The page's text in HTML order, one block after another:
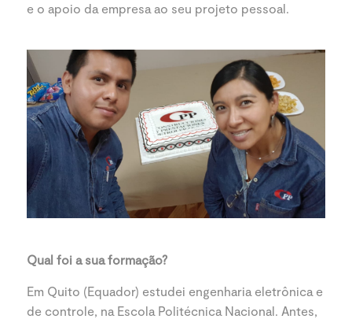
e o apoio da empresa ao seu projeto pessoal.
Qual foi a sua formação?
Em Quito (Equador) estudei engenharia eletrônica e
de controle, na Escola Politécnica Nacional. Antes,